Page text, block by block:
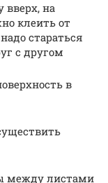
вверх, на
клеить от
стараться
с другом
в
между листами